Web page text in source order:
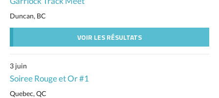
Duncan, BC
VOIR LES RÉSULTATS
3 juin
Soiree Rouge et Or #1
Quebec, QC